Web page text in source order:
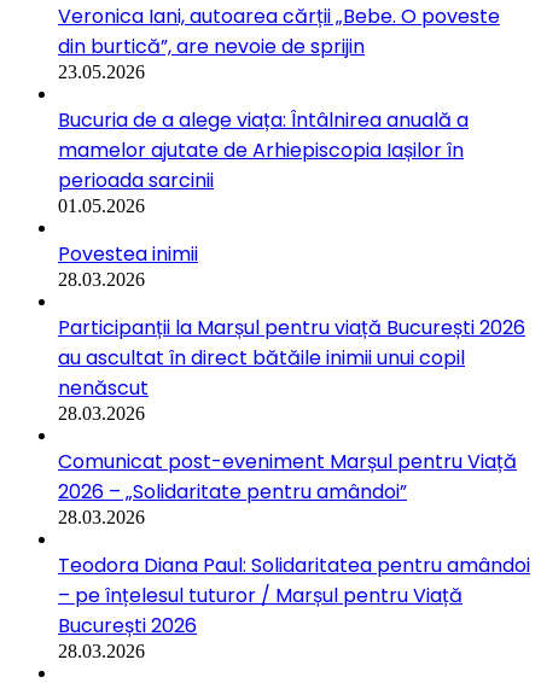
Veronica Iani, autoarea cărții „Bebe. O poveste
din burtică”, are nevoie de sprijin
23.05.2026
Bucuria de a alege viața: Întâlnirea anuală a
mamelor ajutate de Arhiepiscopia Iașilor în
perioada sarcinii
01.05.2026
Povestea inimii
28.03.2026
Participanții la Marșul pentru viață București 2026
au ascultat în direct bătăile inimii unui copil
nenăscut
28.03.2026
Comunicat post-eveniment Marșul pentru Viață
2026 – „Solidaritate pentru amândoi”
28.03.2026
Teodora Diana Paul: Solidaritatea pentru amândoi
– pe înțelesul tuturor / Marșul pentru Viață
București 2026
28.03.2026